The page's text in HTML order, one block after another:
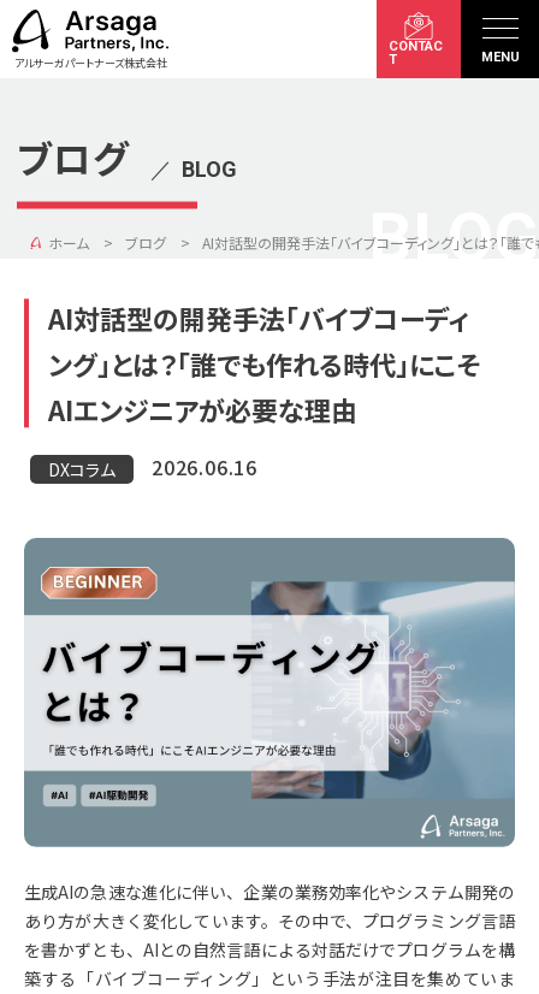
アルサーガパートナーズ株式会社
CONTAC
T
MENU
ブログ ／ BLOG
BLOG
ホーム ブログ AI対話型の開発手法「バイブコーディング」とは？「
AI対話型の開発手法「バイブコーディ
ング」とは？「誰でも作れる時代」にこそ
AIエンジニアが必要な理由
DXコラム 2026.06.16
生成AIの急速な進化に伴い、企業の業務効率化やシステム開発の
あり方が大きく変化しています。その中で、プログラミング言語
を書かずとも、AIとの自然言語による対話だけでプログラムを構
築する「バイブコーディング」という手法が注目を集めていま